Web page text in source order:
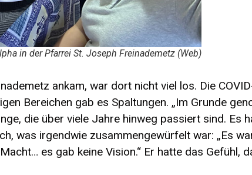
in der Pfarrei St. Joseph Freinademetz (Web)
ankam, war dort nicht viel los. Die
Bereichen gab es Spaltungen. „Im Grunde
die über viele Jahre hinweg passiert sind. Es
was irgendwie zusammengewürfelt war: „Es
es gab keine Vision.“ Er hatte das Gefühl,